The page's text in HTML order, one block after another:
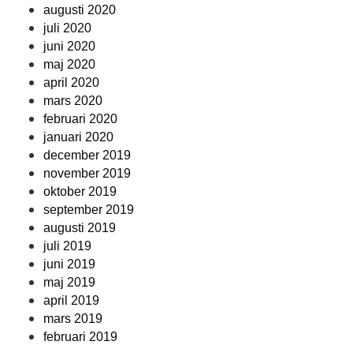
augusti 2020
juli 2020
juni 2020
maj 2020
april 2020
mars 2020
februari 2020
januari 2020
december 2019
november 2019
oktober 2019
september 2019
augusti 2019
juli 2019
juni 2019
maj 2019
april 2019
mars 2019
februari 2019